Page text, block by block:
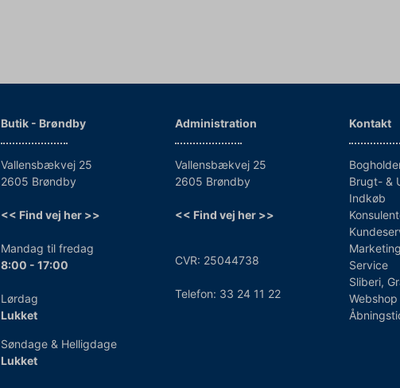
Butik - Brøndby
Vallensbækvej 25
2605 Brøndby
<< Find vej her >>
Mandag til fredag
8:00 - 17:00
Lørdag
Lukket
Søndage & Helligdage
Lukket
Administration
Vallensbækvej 25
2605 Brøndby
<< Find vej her >>
CVR: 25044738
Telefon: 33 24 11 22
Kontakt
Brugt- &
Indkøb
Marketing
Service
Sliberi,
Webshop